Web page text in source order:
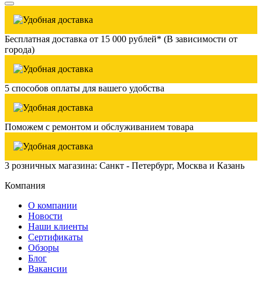
Бесплатная доставка от 15 000 рублей* (В зависимости от
города)
5 способов оплаты для вашего удобства
Поможем с ремонтом и обслуживанием товара
3 розничных магазина: Санкт - Петербург, Москва и Казань
Компания
О компании
Новости
Наши клиенты
Сертификаты
Обзоры
Блог
Вакансии